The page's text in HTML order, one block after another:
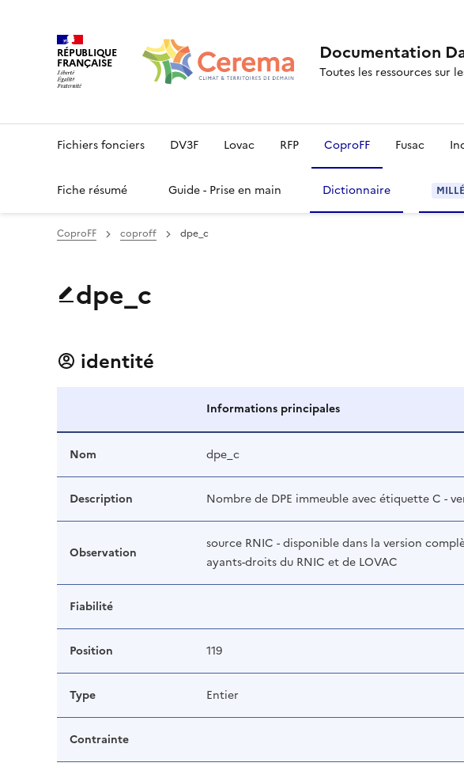
RÉPUBLIQUE
FRANÇAISE Documentation
Toutes les ressources sur
Fichiers fonciers DV3F Lovac RFP CoproFF Fusac
Fiche résumé Guide - Prise en main Dictionnaire
CoproFF coproff dpe_c
dpe_c
identité
Informations principales
Nom dpe_c
Description Nombre de DPE immeuble avec étiquette C -
Observation
source RNIC - disponible dans la version
ayants-droits du RNIC et de LOVAC
Fiabilité
Position 119
Type Entier
Contrainte